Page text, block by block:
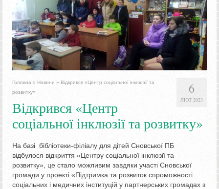
6
ЛЮТ 2023
Головна » Новини » Відкрився «Центр соціальної інклюзії та
розвитку»
Відкрився «Центр
соціальної інклюзії та розвитку»
На базі бібліотеки-філіалу для дітей Сновської ПБ
відбулося відкриття «Центру соціальної інклюзії та
розвитку», це стало можливим завдяки участі Сновської
громади у проекті «Підтримка та розвиток спроможності
соціальних і медичних інституцій у партнерських громадах з